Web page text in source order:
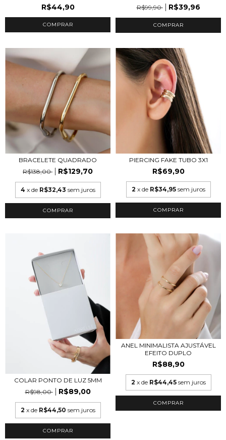
R$44,90
COMPRAR
R$99,90
R$39,96
COMPRAR
BRACELETE QUADRADO
R$138,00
R$129,70
4 x de R$32,43 sem juros
COMPRAR
PIERCING FAKE TUBO 3X1
R$69,90
2 x de R$34,95 sem juros
COMPRAR
COLAR PONTO DE LUZ 5MM
R$98,00
R$89,00
2 x de R$44,50 sem juros
COMPRAR
ANEL MINIMALISTA AJUSTÁVEL
EFEITO DUPLO
R$88,90
2 x de R$44,45 sem juros
COMPRAR